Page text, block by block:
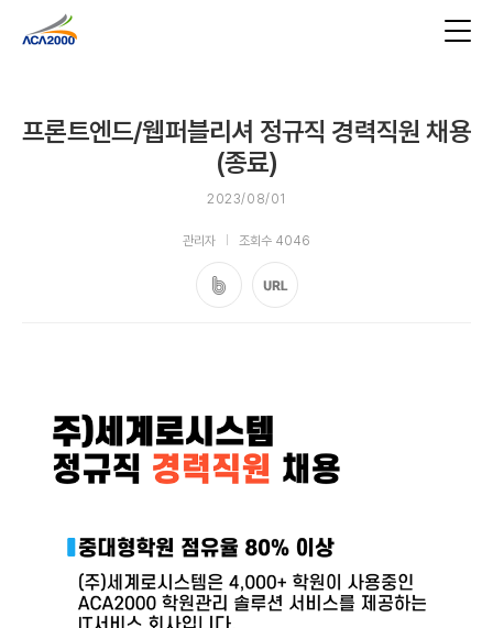
프론트엔드/웹퍼블리셔 정규직 경력직원 채용
(종료)
2023/08/01
관리자 조회수 4046